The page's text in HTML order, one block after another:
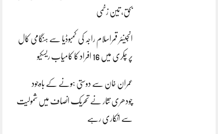
بحق، تین زخمی
انجینئر قمراسلام راجہ کی کمبوڈیا سے ہنگامی کال
پر چکری میں 16 افراد کا کامیاب ریسکیو
عمران خان سے دوستی ہونے کے باوجود
چودھری نثار نے تحریک انصاف میں شمولیت
سے انکاری رہے